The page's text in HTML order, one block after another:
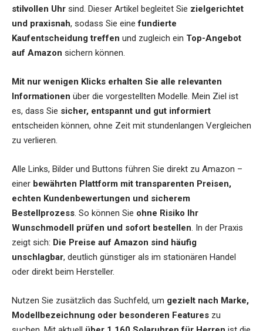
stilvollen Uhr sind. Dieser Artikel begleitet Sie zielgerichtet
und praxisnah, sodass Sie einefundierte
Kaufentscheidung treffen und zugleich ein Top-Angebot
auf Amazon sichern können.
Mit nur wenigen Klicks erhalten Sie alle relevanten
Informationen über die vorgestellten Modelle. Mein Ziel ist
es, dass Sie sicher, entspannt und gut informiert
entscheiden können, ohne Zeit mit stundenlangen Vergleichen
zu verlieren.
Alle Links, Bilder und Buttons führen Sie direkt zu Amazon –
einer bewährten Plattform mit transparenten Preisen,
echten Kundenbewertungen und sicherem
Bestellprozess. So können Sie ohne Risiko Ihr
Wunschmodell prüfen und sofort bestellen. In der Praxis
zeigt sich: Die Preise auf Amazon sind häufig
unschlagbar, deutlich günstiger als im stationären Handel
oder direkt beim Hersteller.
Nutzen Sie zusätzlich das Suchfeld, um gezielt nach Marke,
Modellbezeichnung oder besonderen Features zu